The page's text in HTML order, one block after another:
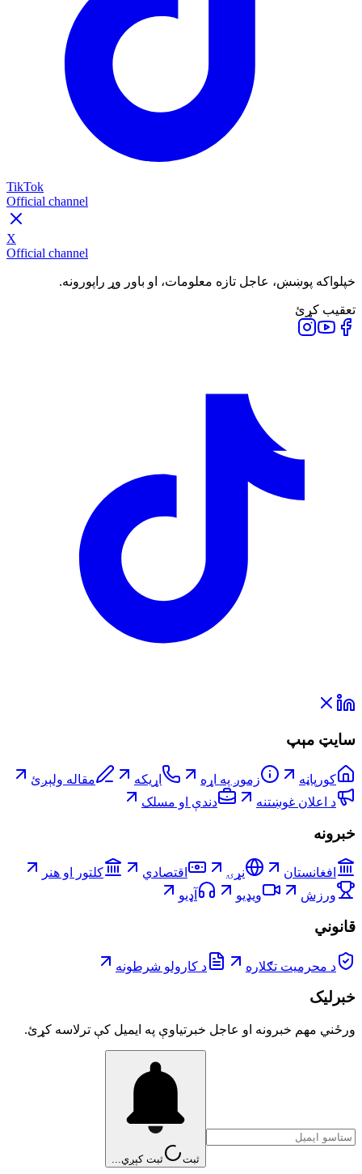
TikTok
Official channel
X
Official channel
خپلواکه پوښښ، عاجل تازه معلومات، او باور وړ راپورونه.
تعقیب کړئ
سایټ مېپ
کورپاڼه زموږ په اړه اړیکه
مقاله ولېږئ
د اعلان غوښتنه
دندې او مسلک
خبرونه
افغانستان نړۍ اقتصادي
کلتور او هنر
ورزش
ویډیو آډیو
قانوني
د محرمیت تګلاره د کارولو شرطونه
خبرلیک
ورځني مهم خبرونه او عاجل خبرتیاوې په ایمیل کې ترلاسه کړئ.
ثبت ثبت کېږي...